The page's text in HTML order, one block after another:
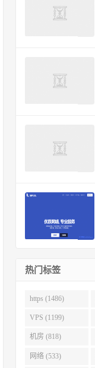
热门标签
https (1486)
VPS (1199)
机房 (818)
网络 (533)